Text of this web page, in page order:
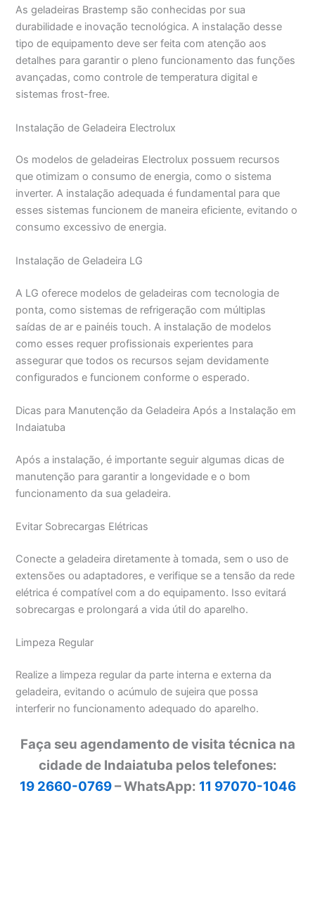
As geladeiras Brastemp são conhecidas por sua
durabilidade e inovação tecnológica. A instalação desse
tipo de equipamento deve ser feita com atenção aos
detalhes para garantir o pleno funcionamento das funções
avançadas, como controle de temperatura digital e
sistemas frost-free.
Instalação de Geladeira Electrolux
Os modelos de geladeiras Electrolux possuem recursos
que otimizam o consumo de energia, como o sistema
inverter. A instalação adequada é fundamental para que
esses sistemas funcionem de maneira eficiente, evitando o
consumo excessivo de energia.
Instalação de Geladeira LG
A LG oferece modelos de geladeiras com tecnologia de
ponta, como sistemas de refrigeração com múltiplas
saídas de ar e painéis touch. A instalação de modelos
como esses requer profissionais experientes para
assegurar que todos os recursos sejam devidamente
configurados e funcionem conforme o esperado.
Dicas para Manutenção da Geladeira Após a Instalação em
Indaiatuba
Após a instalação, é importante seguir algumas dicas de
manutenção para garantir a longevidade e o bom
funcionamento da sua geladeira.
Evitar Sobrecargas Elétricas
Conecte a geladeira diretamente à tomada, sem o uso de
extensões ou adaptadores, e verifique se a tensão da rede
elétrica é compatível com a do equipamento. Isso evitará
sobrecargas e prolongará a vida útil do aparelho.
Limpeza Regular
Realize a limpeza regular da parte interna e externa da
geladeira, evitando o acúmulo de sujeira que possa
interferir no funcionamento adequado do aparelho.
Faça seu agendamento de visita técnica na
cidade de Indaiatuba pelos telefones:
19 2660-0769– WhatsApp: 11 97070-1046